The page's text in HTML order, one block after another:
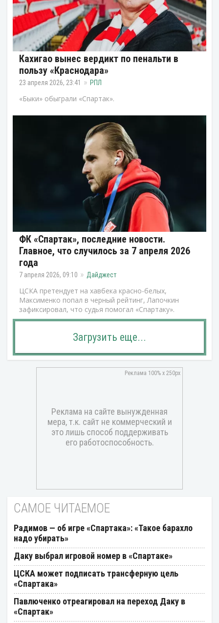
Кахигао вынес вердикт по пенальти в
пользу «Краснодара»
23 апреля 2026, 23:41 РПЛ
«Быки» обыграли «Спартак».
ФК «Спартак», последние новости.
Главное, что случилось за 7 апреля 2026
года
7 апреля 2026, 09:10 Дайджест
ЦСКА претендует на хавбека красно-белых,
Максименко попал в черный рейтинг, Лапочкин
зафиксировал, что судья помогал «Спартаку».
Загрузить еще...
САМОЕ ЧИТАЕМОЕ
Радимов — об игре «Спартака»: «Такое барахло
надо убирать»
Даку выбрал игровой номер в «Спартаке»
ЦСКА может подписать трансферную цель
«Спартака»
Павлюченко отреагировал на переход Даку в
«Спартак»